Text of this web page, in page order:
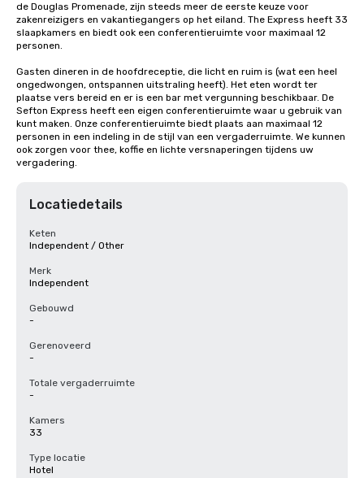
de Douglas Promenade, zijn steeds meer de eerste keuze voor
zakenreizigers en vakantiegangers op het eiland. The Express heeft 33
slaapkamers en biedt ook een conferentieruimte voor maximaal 12
personen.
Gasten dineren in de hoofdreceptie, die licht en ruim is (wat een heel
ongedwongen, ontspannen uitstraling heeft). Het eten wordt ter
plaatse vers bereid en er is een bar met vergunning beschikbaar. De
Sefton Express heeft een eigen conferentieruimte waar u gebruik van
kunt maken. Onze conferentieruimte biedt plaats aan maximaal 12
personen in een indeling in de stijl van een vergaderruimte. We kunnen
ook zorgen voor thee, koffie en lichte versnaperingen tijdens uw
vergadering.
Locatiedetails
Keten
Independent / Other
Merk
Independent
Gebouwd
-
Gerenoveerd
-
Totale vergaderruimte
-
Kamers
33
Type locatie
Hotel